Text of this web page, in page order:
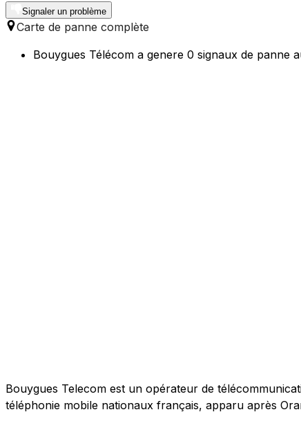
Signaler un problème
Carte de panne complète
Bouygues Télécom a genere 0 signaux de panne
Bouygues Telecom est un opérateur de
téléphonie mobile nationaux français, apparu après